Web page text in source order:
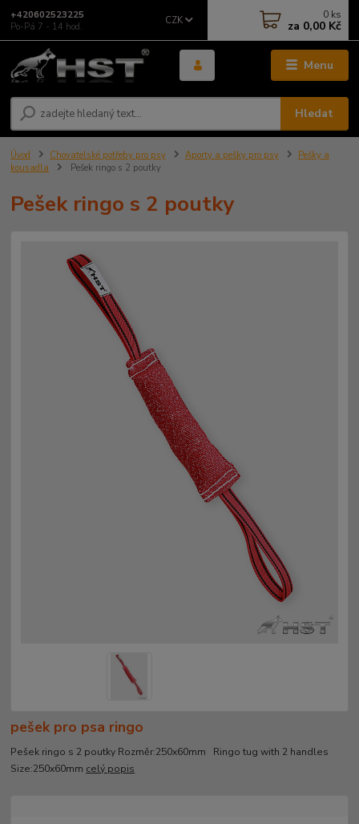
Menu
CZK
Hledat
+420602523225
Po-Pá 7 - 14 hod.
0 ks
za 0,00 Kč
Úvod Chovatelské potřeby pro psy Aporty a pešky pro psy
Pešky a
kousadla
Pešek ringo s 2 poutky
Pešek ringo s 2 poutky
pešek pro psa ringo
Pešek ringo s 2 poutky Rozměr:250x60mm Ringo tug with 2 handles
Size:250x60mm celý popis